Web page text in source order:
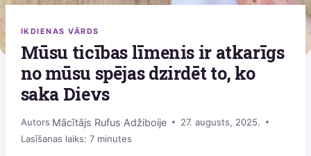
IKDIENAS VĀRDS
Mūsu ticības līmenis ir atkarīgs
no mūsu spējas dzirdēt to, ko
saka Dievs
Autors Mācītājs Rufus Adžiboije
27. augusts, 2025.
Lasīšanas laiks: 7 minutes